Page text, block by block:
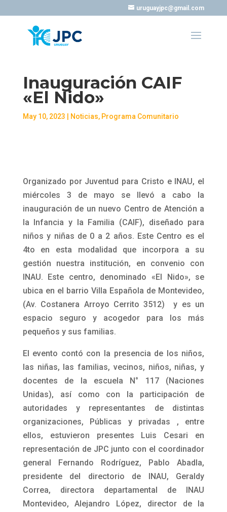
uruguayjpc@gmail.com
Inauguración CAIF
«El Nido»
May 10, 2023 Noticias, Programa Comunitario
Organizado por Juventud para Cristo e INAU, el
miércoles 3 de mayo se llevó a cabo la
inauguración de un nuevo Centro de Atención a
la Infancia y la Familia (CAIF), diseñado para
niños y niñas de 0 a 2 años. Este Centro es el
4to en esta modalidad que incorpora a su
gestión nuestra institución, en convenio con
INAU. Este centro, denominado «El Nido», se
ubica en el barrio Villa Española de Montevideo,
(Av. Costanera Arroyo Cerrito 3512) y es un
espacio seguro y acogedor para los más
pequeños y sus familias.
El evento contó con la presencia de los niños,
las niñas, las familias, vecinos, niños, niñas, y
docentes de la escuela N° 117 (Naciones
Unidas), así como con la participación de
autoridades y representantes de distintas
organizaciones, Públicas y privadas , entre
ellos, estuvieron presentes Luis Cesari en
representación de JPC junto con el coordinador
general Fernando Rodríguez, Pablo Abadla,
presidente del directorio de INAU, Geraldy
Correa, directora departamental de INAU
Montevideo, Alejandro López, director de la